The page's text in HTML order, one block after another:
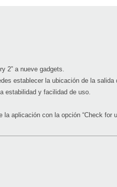
2” a nueve gadgets.
establecer la ubicación de la
estabilidad y facilidad de uso.
aplicación con la opción “Check for